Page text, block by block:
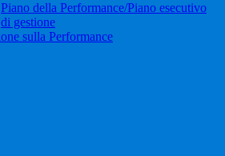
Piano della Performance/Piano esecutivo
di gestione
sulla Performance